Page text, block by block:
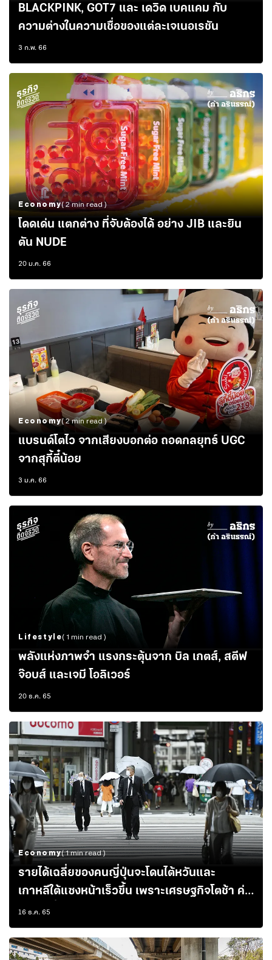
BLACKPINK, GOT7 และ เดวิด เบคแคม กับ
ความต่างในความเชื่อของแต่ละเจเนอเรชัน
3 ก.พ. 66
Economy( 2 min read )
โดดเด่น แตกต่าง ที่จับต้องได้ อย่าง JIB และยิน
ตัน NUDE
20 ม.ค. 66
Economy( 2 min read )
แบรนด์โตไว จากเสียงบอกต่อ ถอดกลยุทธ์ UGC
จากสุกี้ตี๋น้อย
3 ม.ค. 66
Lifestyle( 1 min read )
พลังแห่งภาพจำ แรงกระตุ้นจาก บิล เกตส์, สตีฟ
จ๊อบส์ และเจมี โอลิเวอร์
20 ธ.ค. 65
Economy( 1 min read )
รายได้เฉลี่ยของคนญี่ปุ่นจะโดนไต้หวันและ
เกาหลีใต้แซงหน้าเร็วขึ้น เพราะเศรษฐกิจโตช้า ค่า
เงินตกต่ำ
16 ธ.ค. 65